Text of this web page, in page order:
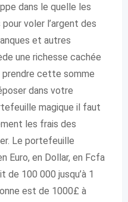
dans le quelle les
voler l’argent des
et autres
une richesse cachée
cette somme
dans votre
magique il faut
les frais des
Le portefeuille
Euro, en Dollar, en Fcfa
100 000 jusqu’à 1
est de 1000£ à